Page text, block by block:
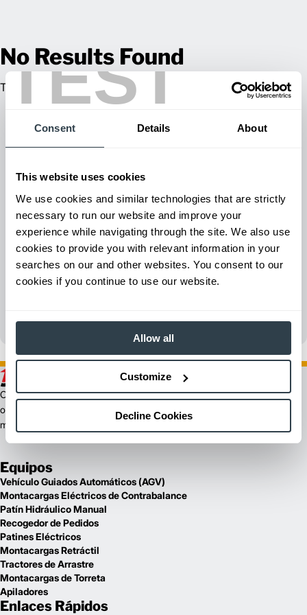
TEST
Consent Details About
This website uses cookies
We use cookies and similar technologies that are strictly
necessary to run our website and improve your
experience while navigating through the site. We also use
cookies to provide you with relevant information in your
searches on our and other websites. You consent to our
cookies if you continue to use our website.
Allow all
Customize
Decline Cookies
No Results Found
Try adjusting your filters or keyword.
Como marca de Logisnext, Jungheinrich lleva más de 60 años
ofreciendo soluciones de almacén eficientes y fiables en todo el
mundo.
Equipos
Vehículo Guiados Automáticos (AGV)
Montacargas Eléctricos de Contrabalance
Patín Hidráulico Manual
Recogedor de Pedidos
Patines Eléctricos
Montacargas Retráctil
Tractores de Arrastre
Montacargas de Torreta
Apiladores
Enlaces Rápidos